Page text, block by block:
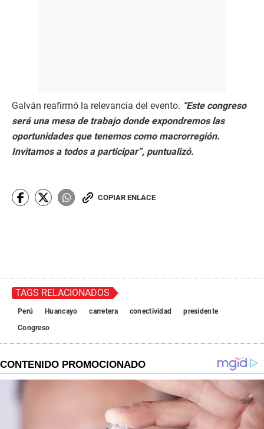
Galván reafirmó la relevancia del evento. “Este congreso
será una mesa de trabajo donde expondremos las
oportunidades que tenemos como macrorregión.
Invitamos a todos a participar”, puntualizó.
COPIAR ENLACE
TAGS RELACIONADOS
Perú Huancayo carretera conectividad
presidente
Congreso